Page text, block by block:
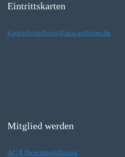
Eintrittskarten
kartenbestellung@aca-astheim.de
Mitglied werden
ACA Beitrittserklärung